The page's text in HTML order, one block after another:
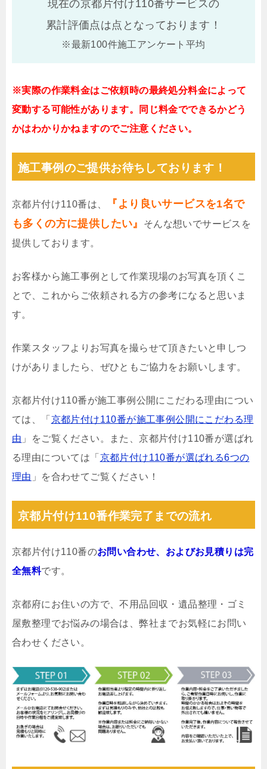
現在の京都片付け110番サービスの
累計評価点は点となっております！
※最新100件施工アンケート平均
※実際の作業料金はご依頼時の最終処分料金によって
変動する可能性があります。同じ料金でできるかどう
かはわかりかねますのでご注意ください。
施工事例のご提供お待ちしております！
京都片付け110番は、
『より良いサービスを1名で
も多くの方に提供したい』
そんな想いでサービスを
提供しております。
お客様から施工事例として作業現場のお写真を頂くこ
とで、これからご依頼される方の参考になると思いま
す。
作業スタッフよりお写真を撮らせて頂きたいと申しつ
けがありましたら、ぜひともご協力をお願いします。
京都片付け110番が施工事例公開にこだわる理由につい
ては、「 京都片付け110番が施工事例公開にこだわる理
由 」をご覧ください。また、京都片付け110番が選ばれ
る理由については「 京都片付け110番が選ばれる6つの
理由 」を合わせてご覧ください！
京都片付け110番作業完了までの流れ
京都片付け110番のお問い合わせ、およびお見積りは完
全無料です。
京都府にお住いの方で、不用品回収・遺品整理・ゴミ
屋敷整理でお悩みの場合は、弊社までお気軽にお問い
合わせください。